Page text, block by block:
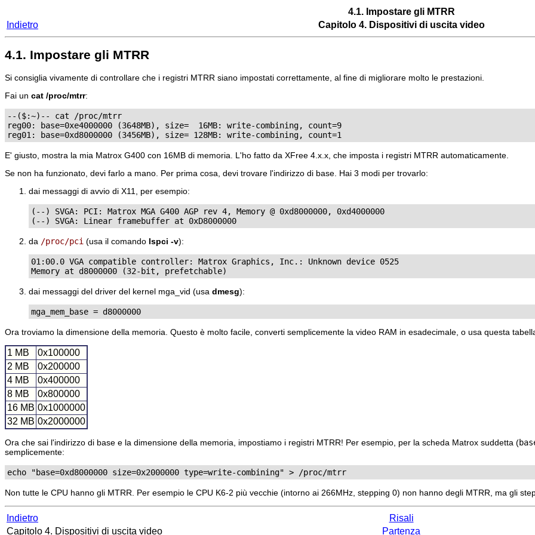
4.1. Impostare gli MTRR
Indietro
Capitolo 4. Dispositivi di uscita video
4.1. Impostare gli MTRR
Si consiglia vivamente di controllare che i registri MTRR siano impostati correttamente, al fine di migliorare molto le prestazioni.
Fai un cat /proc/mtrr:
--($:~)--
cat /proc/mtrr
reg00: base=0xe4000000 (3648MB), size=  16MB: write-combining, count=9
reg01: base=0xd8000000 (3456MB), size= 128MB: write-combining, count=1
E' giusto, mostra la mia Matrox G400 con 16MB di memoria. L'ho fatto da XFree 4.x.x, che imposta i registri MTRR automaticamente.
Se non ha funzionato, devi farlo a mano. Per prima cosa, devi trovare l'indirizzo di base. Hai 3 modi per trovarlo:
dai messaggi di avvio di X11, per esempio:
(--) SVGA: PCI: Matrox MGA G400 AGP rev 4, Memory @ 0xd8000000, 0xd4000000
(--) SVGA: Linear framebuffer at 0xD8000000
da /proc/pci (usa il comando lspci -v):
01:00.0 VGA compatible controller: Matrox Graphics, Inc.: Unknown device 0525
Memory at d8000000 (32-bit, prefetchable)
dai messaggi del driver del kernel mga_vid (usa dmesg):
mga_mem_base = d8000000
Ora troviamo la dimensione della memoria. Questo è molto facile, converti semplicemente la video RAM in esadecimale, o usa questa
1 MB
0x100000
2 MB
0x200000
4 MB
0x400000
8 MB
0x800000
16 MB 0x1000000
32 MB 0x2000000
Ora che sai l'indirizzo di base e la dimensione della memoria, impostiamo i registri MTRR! Per esempio, per la scheda Matrox suddetta (
semplicemente:
Non tutte le CPU hanno gli MTRR. Per esempio le CPU K6-2 più vecchie (intorno ai 266MHz, stepping 0) non hanno degli MTRR, ma gli
Indietro Risali
Capitolo 4. Dispositivi di uscita video
Partenza